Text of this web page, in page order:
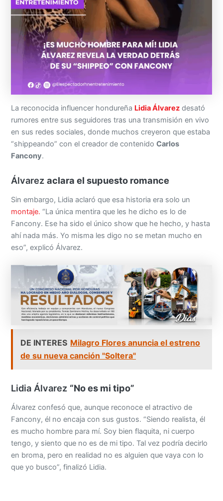
La reconocida influencer hondureña Lidia Álvarez desató
rumores entre sus seguidores tras una transmisión en vivo
en sus redes sociales, donde muchos creyeron que estaba
“shippeando” con el creador de contenidoCarlos
Fancony.
Álvarezaclara el supuesto romance
Sin embargo, Lidia aclaró que esa historia era solo un
montaje. “La única mentira que les he dicho es lo de
Fancony. Ese ha sido el único show que he hecho, y hasta
ahí nada más. Yo misma les digo no se metan mucho en
eso”, explicó Álvarez.
DE INTERES Milagro Flores anuncia el estreno
de su nueva canción "Soltera"
Lidia Álvarez “No es mi tipo”
Álvarez confesó que, aunque reconoce el atractivo de
Fancony, él no encaja con sus gustos. “Siendo realista, él
es mucho hombre para mí. Soy bien flaquita, ni cuerpo
tengo, y siento que no es de mi tipo. Tal vez podría decirlo
en broma, pero en realidad no es alguien que vaya con lo
que yo busco”, finalizó Lidia.